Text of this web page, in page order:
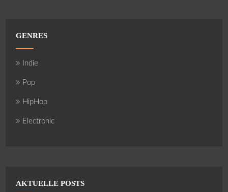
GENRES
Indie
Pop
HipHop
Electronic
AKTUELLE POSTS